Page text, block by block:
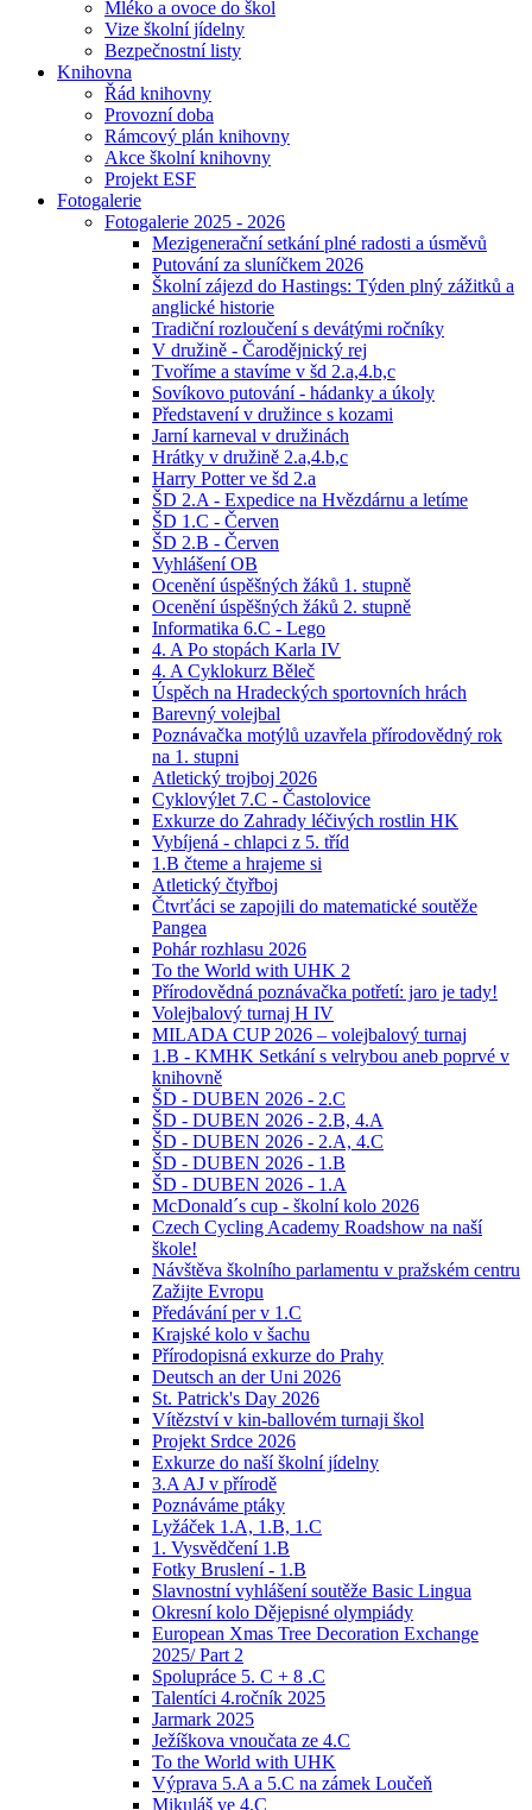
Mléko a ovoce do škol
Vize školní jídelny
Bezpečnostní listy
Knihovna
Řád knihovny
Provozní doba
Rámcový plán knihovny
Akce školní knihovny
Projekt ESF
Fotogalerie
Fotogalerie 2025 - 2026
Mezigenerační setkání plné radosti a úsměvů
Putování za sluníčkem 2026
Školní zájezd do Hastings: Týden plný zážitků a
anglické historie
Tradiční rozloučení s devátými ročníky
V družině - Čarodějnický rej
Tvoříme a stavíme v šd 2.a,4.b,c
Sovíkovo putování - hádanky a úkoly
Představení v družince s kozami
Jarní karneval v družinách
Hrátky v družině 2.a,4.b,c
Harry Potter ve šd 2.a
ŠD 2.A - Expedice na Hvězdárnu a letíme
ŠD 1.C - Červen
ŠD 2.B - Červen
Vyhlášení OB
Ocenění úspěšných žáků 1. stupně
Ocenění úspěšných žáků 2. stupně
Informatika 6.C - Lego
4. A Po stopách Karla IV
4. A Cyklokurz Běleč
Úspěch na Hradeckých sportovních hrách
Barevný volejbal
Poznávačka motýlů uzavřela přírodovědný rok
na 1. stupni
Atletický trojboj 2026
Cyklovýlet 7.C - Častolovice
Exkurze do Zahrady léčivých rostlin HK
Vybíjená - chlapci z 5. tříd
1.B čteme a hrajeme si
Atletický čtyřboj
Čtvrťáci se zapojili do matematické soutěže
Pangea
Pohár rozhlasu 2026
To the World with UHK 2
Přírodovědná poznávačka potřetí: jaro je tady!
Volejbalový turnaj H IV
MILADA CUP 2026 – volejbalový turnaj
1.B - KMHK Setkání s velrybou aneb poprvé v
knihovně
ŠD - DUBEN 2026 - 2.C
ŠD - DUBEN 2026 - 2.B, 4.A
ŠD - DUBEN 2026 - 2.A, 4.C
ŠD - DUBEN 2026 - 1.B
ŠD - DUBEN 2026 - 1.A
McDonald´s cup - školní kolo 2026
Czech Cycling Academy Roadshow na naší
škole!
Návštěva školního parlamentu v pražském centru
Zažijte Evropu
Předávání per v 1.C
Krajské kolo v šachu
Přírodopisná exkurze do Prahy
Deutsch an der Uni 2026
St. Patrick's Day 2026
Vítězství v kin-ballovém turnaji škol
Projekt Srdce 2026
Exkurze do naší školní jídelny
3.A AJ v přírodě
Poznáváme ptáky
Lyžáček 1.A, 1.B, 1.C
1. Vysvědčení 1.B
Fotky Bruslení - 1.B
Slavnostní vyhlášení soutěže Basic Lingua
Okresní kolo Dějepisné olympiády
European Xmas Tree Decoration Exchange
2025/ Part 2
Spolupráce 5. C + 8 .C
Talentíci 4.ročník 2025
Jarmark 2025
Ježíškova vnoučata ze 4.C
To the World with UHK
Výprava 5.A a 5.C na zámek Loučeň
Mikuláš ve 4.C